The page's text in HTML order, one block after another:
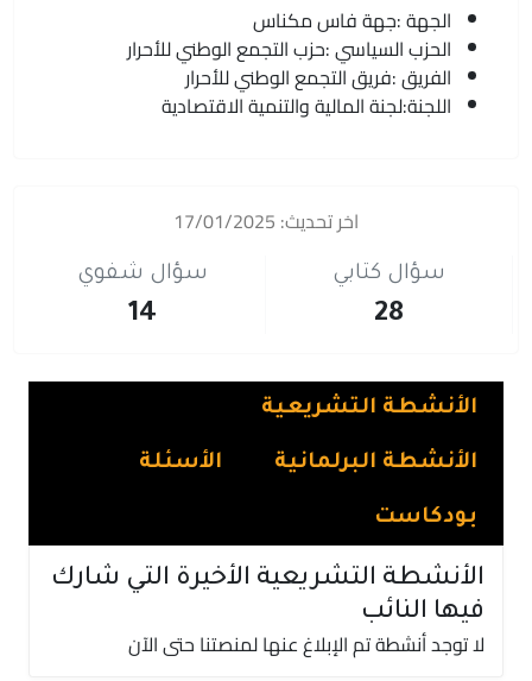
الجهة :جهة فاس مكناس
الحزب السياسي :حزب التجمع الوطني للأحرار
الفريق :فريق التجمع الوطني للأحرار
اللجنة:لجنة المالية والتنمية الاقتصادية
اخر تحديث: 17/01/2025
سؤال كتابي
28
سؤال شفوي
14
الأنشطة التشريعية
الأنشطة البرلمانية الأسئلة
بودكاست
الأنشطة التشريعية الأخيرة التي شارك
فيها النائب
لا توجد أنشطة تم الإبلاغ عنها لمنصتنا حتى الآن